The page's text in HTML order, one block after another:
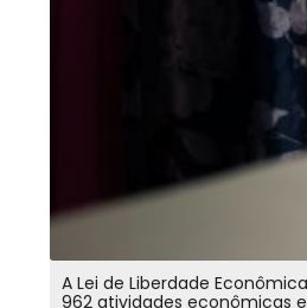
A Lei de Liberdade
962 atividades econômicas